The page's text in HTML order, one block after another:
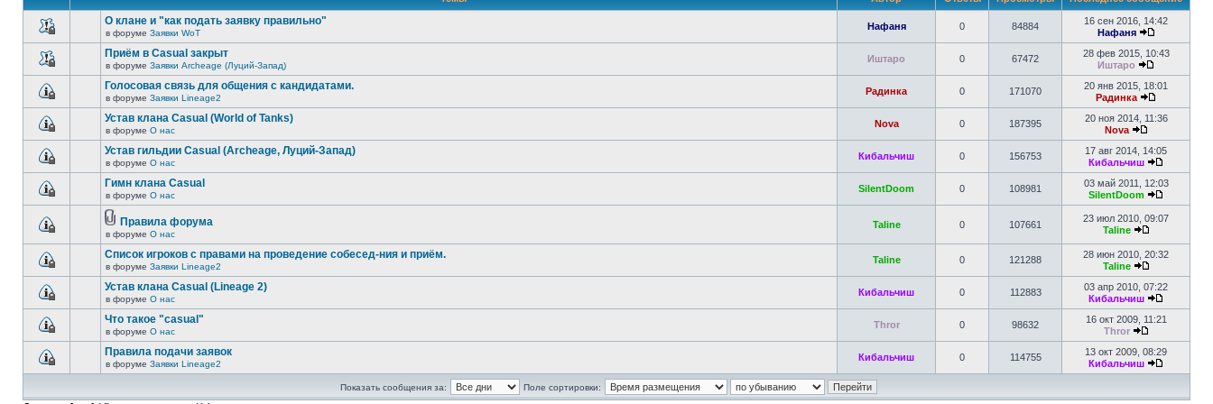
О клане и "как подать заявку правильно"
в форуме Заявки WoT
Нафаня 0 84884
16 сен 2016, 14:42
Нафаня
Приём в Casual закрыт
в форуме Заявки Archeage (Луций-Запад)
Иштаро 0 67472
28 фев 2015, 10:43
Иштаро
Голосовая связь для общения с кандидатами.
в форуме Заявки Lineage2
Радинка 0 171070
20 янв 2015, 18:01
Радинка
Устав клана Casual (World of Tanks)
в форуме О нас
Nova 0 187395
20 ноя 2014, 11:36
Nova
Устав гильдии Casual (Archeage, Луций-Запад)
в форуме О нас
Кибальчиш 0 156753
17 авг 2014, 14:05
Кибальчиш
Гимн клана Casual
в форуме О нас
SilentDoom 0 108981
03 май 2011, 12:03
SilentDoom
Правила форума
в форуме О нас
Taline 0 107661
23 июл 2010, 09:07
Taline
Список игроков с правами на проведение собесед-ния и приём.
в форуме Заявки Lineage2
Taline 0 121288
28 июн 2010, 20:32
Taline
Устав клана Casual (Lineage 2)
в форуме О нас
Кибальчиш 0 112883
03 апр 2010, 07:22
Кибальчиш
Что такое "casual"
в форуме О нас
Thror 0 98632
16 окт 2009, 11:21
Thror
Правила подачи заявок
в форуме Заявки Lineage2
Кибальчиш 0 114755
13 окт 2009, 08:29
Кибальчиш
Показать сообщения за:
Поле сортировки: